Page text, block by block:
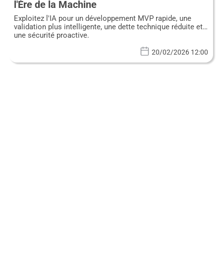
l'Ère de la Machine
Exploitez l'IA pour un développement MVP rapide, une
validation plus intelligente, une dette technique réduite et
une sécurité proactive.
20/02/2026 12:00